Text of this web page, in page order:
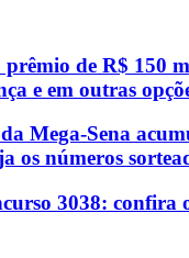
de R$ 150
e em outras
Mega-Sena
os números
3038: confira